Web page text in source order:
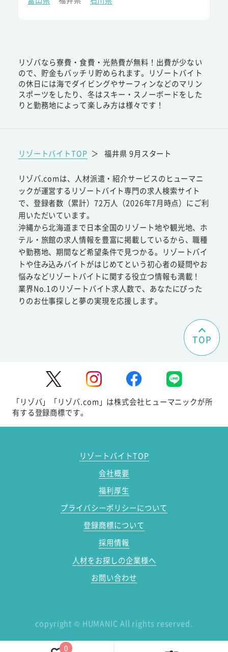
リゾバなら寮費・食費・光熱費が無料！出費が少ない
ので、貯金もバッチリ貯められます。リゾートバイト
の休日には海でダイビングやサーフィンなどのマリン
スポーツをしたり、冬はスキー・スノーボードをした
りと勤務地によって楽しみ方は様々です！
リゾートバイトTOP ＞ 福井県 9月スタート
リゾバ.comは、人材派遣・紹介サービスのヒューマニ
ックが運営するリゾートバイト専門の求人検索サイト
で、登録者数（累計）72万人（2026年7月時点）にご利
用いただいています。
沖縄から北海道まで日本全国のリゾート地や観光地、ホ
テル・旅館の求人情報を豊富に掲載しているから、職種
や勤務地、期間など希望条件で見つかる。リゾートバイ
トや住み込みバイトがはじめてという初心者の疑問やお
悩みなどリゾートバイトに関する役立つ情報も満載！
業界No.1のリゾートバイト求人数で、あなたにぴった
りのお仕事探しと夢の実現を応援します。
TOP
「リゾバ」「リゾバ.com」は株式会社ヒューマニックが所
有する登録商標です。
リゾートバイトTOP
会社概要
福利厚生
プライバシーポリシーについて
登録商標について
採用情報
人材をお探しの企業様へ
お問い合わせ
copyright © HUMANIC All rights reserved.
0